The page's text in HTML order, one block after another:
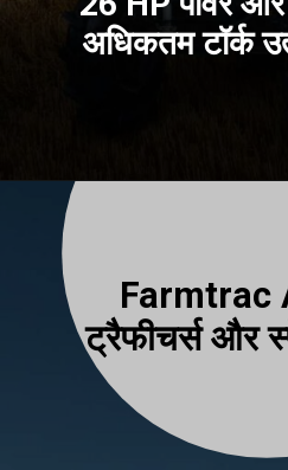
अधिकतम टॉर्क
Farmtrac
ट्रैफीचर्स और